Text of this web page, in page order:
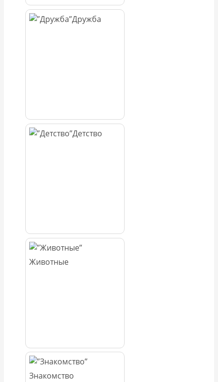
Дружба
Детство
Животные
Знакомство